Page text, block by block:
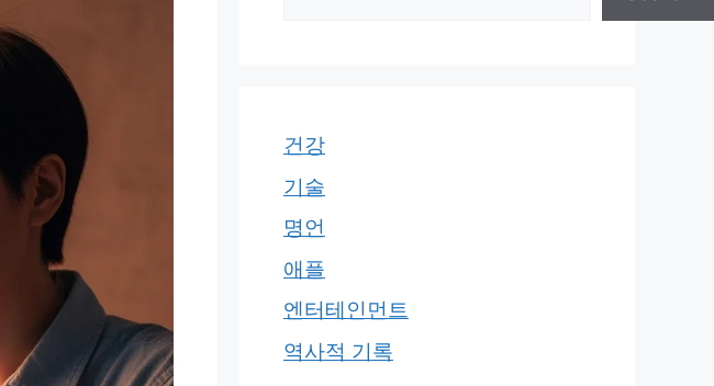
건강
기술
명언
애플
엔터테인먼트
역사적 기록